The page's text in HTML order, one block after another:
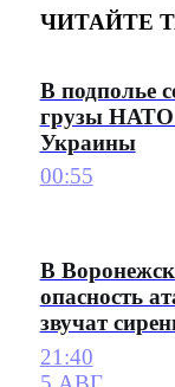
ЧИТАЙТЕ
В подполье
грузы НАТО
Украины
00:55
В
опасность
звучат
21:40